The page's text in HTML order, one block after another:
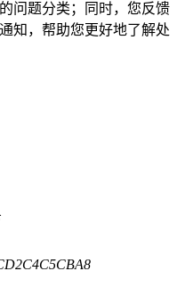
题分类；同时，您反馈
知，帮助您更好地了解处